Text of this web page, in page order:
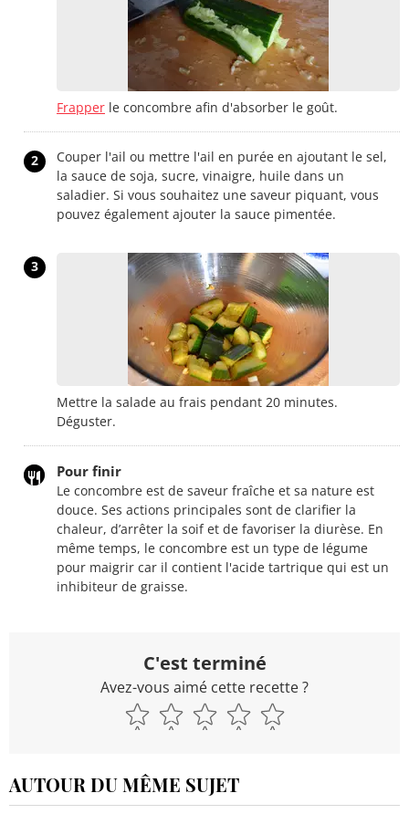
Frapper le concombre afin d'absorber le goût.
2
Couper l'ail ou mettre l'ail en purée en ajoutant le sel,
la sauce de soja, sucre, vinaigre, huile dans un
saladier. Si vous souhaitez une saveur piquant, vous
pouvez également ajouter la sauce pimentée.
3
Mettre la salade au frais pendant 20 minutes.
Déguster.
Pour finir
Le concombre est de saveur fraîche et sa nature est
douce. Ses actions principales sont de clarifier la
chaleur, d’arrêter la soif et de favoriser la diurèse. En
même temps, le concombre est un type de légume
pour maigrir car il contient l'acide tartrique qui est un
inhibiteur de graisse.
C'est terminé
Avez-vous aimé cette recette ?
AUTOUR DU MÊME SUJET